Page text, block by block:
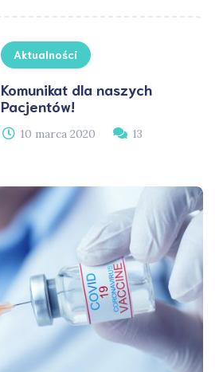
Aktualności
Komunikat dla naszych
Pacjentów!
10 marca 2020 13